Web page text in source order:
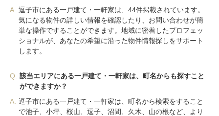
A. 逗子市にある一戸建て・一軒家は、44件掲載されています。
気になる物件の詳しい情報を確認したり、お問い合わせが簡
単な操作ですることができます。地域に密着したプロフェッ
ショナルが、あなたの希望に沿った物件情報探しをサポート
します。
Q.
該当エリアにある一戸建て・一軒家は、町名からも探すこと
ができますか？
A. 逗子市にある一戸建て・一軒家は、町名から検索をすること
で池子、小坪、桜山、逗子、沼間、久木、山の根など、より